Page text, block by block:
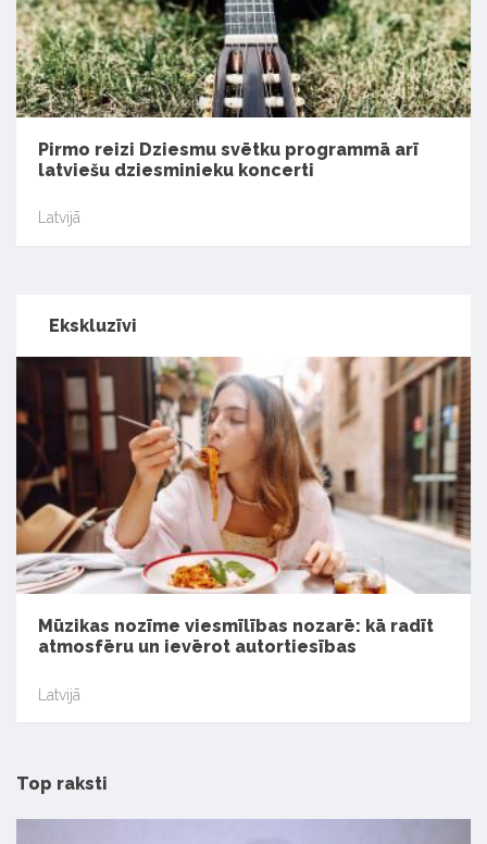
Pirmo reizi Dziesmu svētku programmā arī
latviešu dziesminieku koncerti
Latvijā
Ekskluzīvi
Mūzikas nozīme viesmīlības nozarē: kā radīt
atmosfēru un ievērot autortiesības
Latvijā
Top raksti